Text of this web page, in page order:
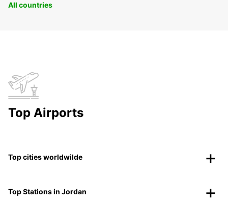
All countries
Top Airports
Top cities worldwilde
Top Stations in Jordan